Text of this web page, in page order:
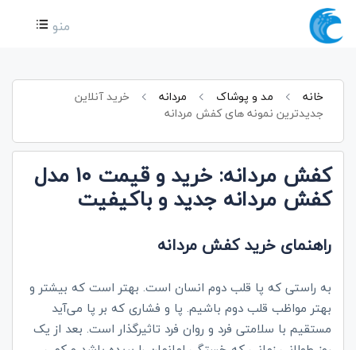
منو
خانه مد و پوشاک مردانه
خرید آنلاین
جدیدترین نمونه های کفش مردانه
کفش مردانه: خرید و قیمت 10 مدل
کفش مردانه جدید و باکیفیت
راهنمای خرید کفش مردانه
به راستی که پا قلب دوم انسان است. بهتر است که بیشتر و
بهتر مواظب قلب دوم باشیم. پا و فشاری که بر پا می‌آید
مستقیم با سلامتی فرد و روان فرد تاثیرگذار است. بعد از یک